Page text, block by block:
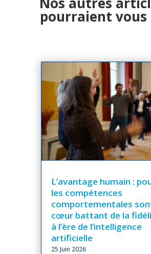
pourraient vous
L’avantage humain :
les compétences
comportementales
cœur battant de la
à l’ère de l’intelligence
artificielle
25 Juin 2026